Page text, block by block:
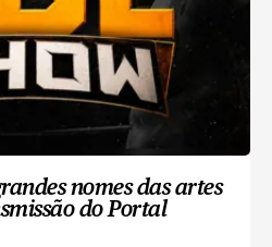
nomes das artes
do Portal